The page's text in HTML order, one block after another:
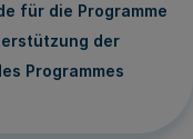
für die Programme
der
Programmes